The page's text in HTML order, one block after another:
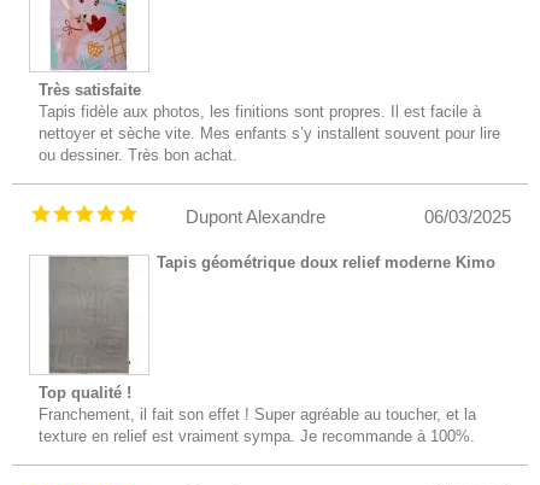
Très satisfaite
Tapis fidèle aux photos, les finitions sont propres. Il est facile à
nettoyer et sèche vite. Mes enfants s’y installent souvent pour lire
ou dessiner. Très bon achat.
06/03/2025
Dupont Alexandre
Tapis géométrique doux relief moderne Kimo
Top qualité !
Franchement, il fait son effet ! Super agréable au toucher, et la
texture en relief est vraiment sympa. Je recommande à 100%.